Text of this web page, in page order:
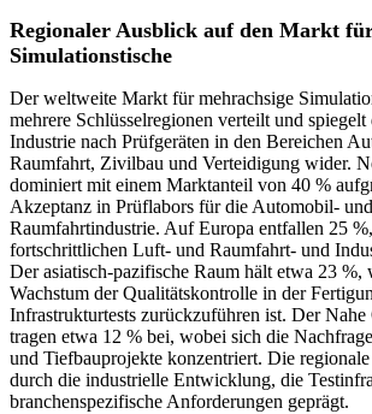
Regionaler Ausblick auf den Markt
Simulationstische
Der weltweite Markt für mehrachsige
mehrere Schlüsselregionen verteilt und
Industrie nach Prüfgeräten in den Bereichen
Raumfahrt, Zivilbau und Verteidigung wider.
dominiert mit einem Marktanteil von 40 %
Akzeptanz in Prüflabors für die Automobil-
Raumfahrtindustrie. Auf Europa entfallen 25
fortschrittlichen Luft- und Raumfahrt- und
Der asiatisch-pazifische Raum hält etwa 23 %,
Wachstum der Qualitätskontrolle in der
Infrastrukturtests zurückzuführen ist. Der
tragen etwa 12 % bei, wobei sich die
und Tiefbauprojekte konzentriert. Die
durch die industrielle Entwicklung, die
branchenspezifische Anforderungen geprägt.